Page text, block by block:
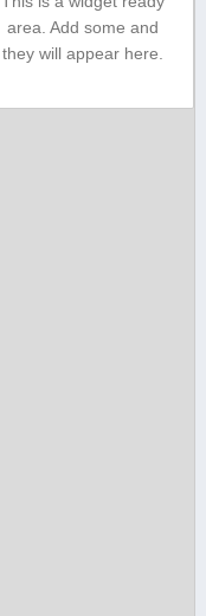
area. Add some and
they will appear here.